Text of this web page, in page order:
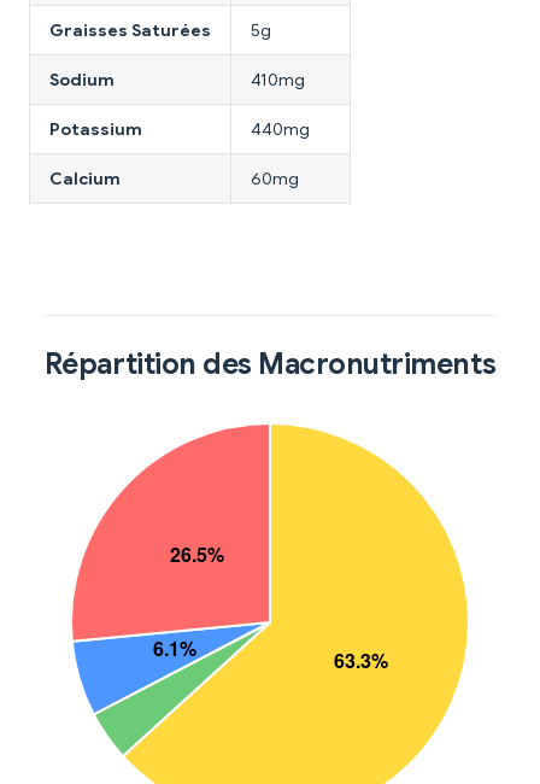
Graisses Saturées 5g
Sodium 410mg
Potassium 440mg
Calcium 60mg
Répartition des Macronutriments